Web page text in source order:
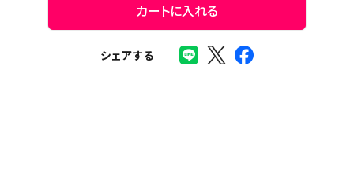
カートに入れる
シェアする